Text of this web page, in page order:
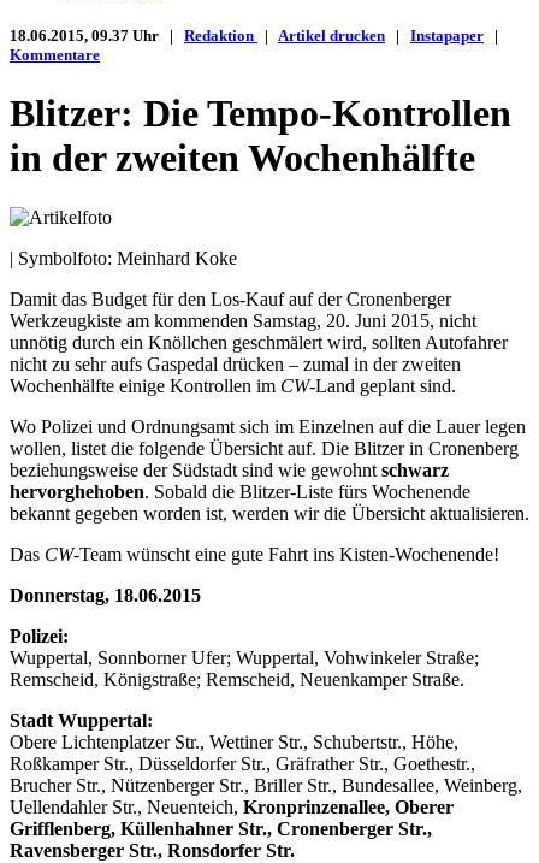
18.06.2015, 09.37 Uhr | Redaktion | Artikel drucken | Instapaper |
Kommentare
Blitzer: Die Tempo-Kontrollen
in der zweiten Wochenhälfte
| Symbolfoto: Meinhard Koke
Damit das Budget für den Los-Kauf auf der Cronenberger
Werkzeugkiste am kommenden Samstag, 20. Juni 2015, nicht
unnötig durch ein Knöllchen geschmälert wird, sollten Autofahrer
nicht zu sehr aufs Gaspedal drücken – zumal in der zweiten
Wochenhälfte einige Kontrollen im CW-Land geplant sind.
Wo Polizei und Ordnungsamt sich im Einzelnen auf die Lauer legen
wollen, listet die folgende Übersicht auf. Die Blitzer in Cronenberg
beziehungsweise der Südstadt sind wie gewohnt schwarz
hervorghehoben. Sobald die Blitzer-Liste fürs Wochenende
bekannt gegeben worden ist, werden wir die Übersicht aktualisieren.
Das CW-Team wünscht eine gute Fahrt ins Kisten-Wochenende!
Donnerstag, 18.06.2015
Polizei:
Wuppertal, Sonnborner Ufer; Wuppertal, Vohwinkeler Straße;
Remscheid, Königstraße; Remscheid, Neuenkamper Straße.
Stadt Wuppertal:
Obere Lichtenplatzer Str., Wettiner Str., Schubertstr., Höhe,
Roßkamper Str., Düsseldorfer Str., Gräfrather Str., Goethestr.,
Brucher Str., Nützenberger Str., Briller Str., Bundesallee, Weinberg,
Uellendahler Str., Neuenteich, Kronprinzenallee, Oberer
Grifflenberg, Küllenhahner Str., Cronenberger Str.,
Ravensberger Str., Ronsdorfer Str.